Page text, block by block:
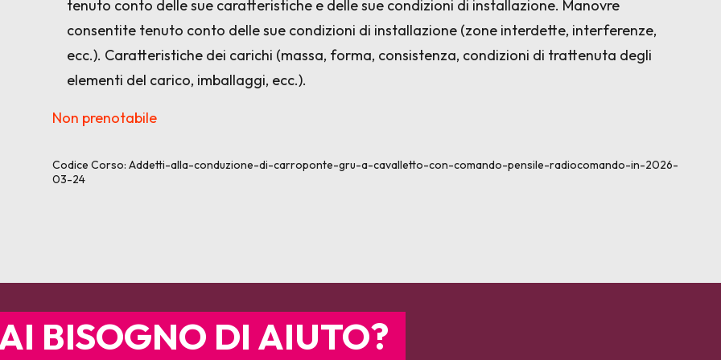
tenuto conto delle sue caratteristiche e delle sue condizioni di installazione. Manovre
consentite tenuto conto delle sue condizioni di installazione (zone interdette, interferenze,
ecc.). Caratteristiche dei carichi (massa, forma, consistenza, condizioni di trattenuta degli
elementi del carico, imballaggi, ecc.).
Non prenotabile
Codice Corso:Addetti-alla-conduzione-di-carroponte-gru-a-cavalletto-con-comando-pensile-radiocomando-in-2026-
03-24
BISOGNO DI AIUTO?